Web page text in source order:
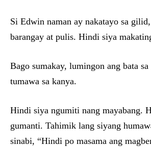
Si Edwin naman ay nakatayo sa
barangay at pulis. Hindi siya
Bago sumakay, lumingon ang bata sa
tumawa sa kanya.
Hindi siya ngumiti nang mayabang.
gumanti. Tahimik lang siyang
sinabi, “Hindi po masama ang